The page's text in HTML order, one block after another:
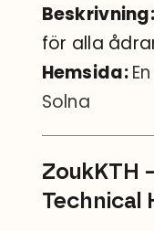
Beskrivning:
för alla
Hemsida:
Solna
ZoukKTH
Technical